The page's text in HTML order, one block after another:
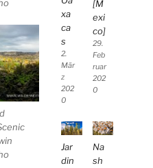
xa
ca
s
2.
Mär
z
202
0
[M
exi
co]
29.
Feb
ruar
202
0
Jar
din
Na
sh